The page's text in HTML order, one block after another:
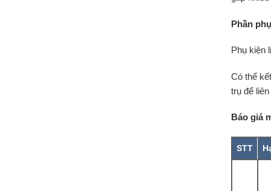
Phần
Phụ kiện
Có thể
trụ để
Báo giá
STT